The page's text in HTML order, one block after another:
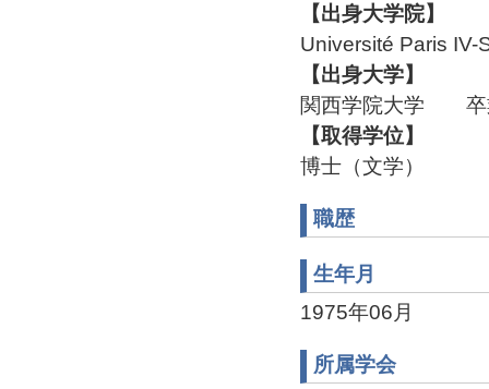
【出身大学院】
Université Paris
【出身大学】
関西学院大学 卒
【取得学位】
博士（文学）
職歴
生年月
1975年06月
所属学会